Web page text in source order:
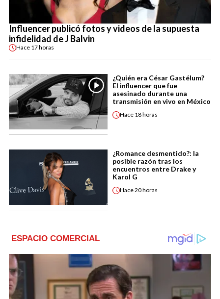
Influencer publicó fotos y videos de la supuesta
infidelidad de J Balvin
Hace 17 horas
¿Quién era César Gastélum?
El influencer que fue
asesinado durante una
transmisión en vivo en México
Hace 18 horas
¿Romance desmentido?: la
posible razón tras los
encuentros entre Drake y
Karol G
Hace20 horas